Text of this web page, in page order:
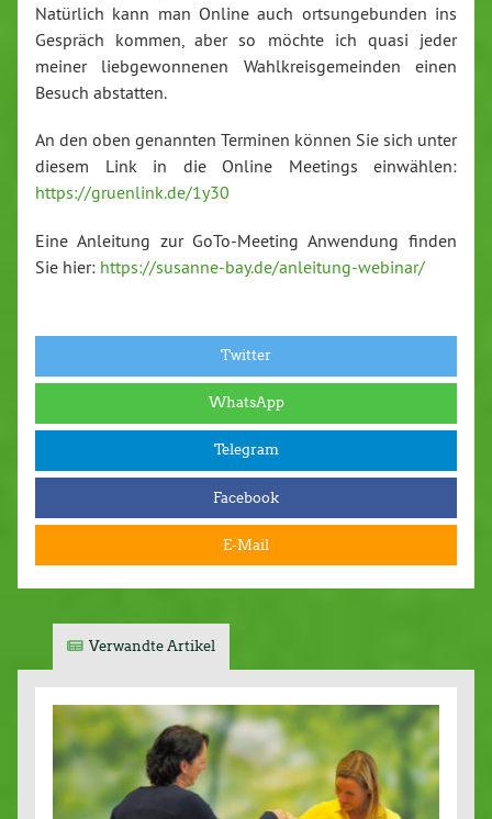
Natürlich kann man Online auch ortsungebunden ins
Gespräch kommen, aber so möchte ich quasi jeder
meiner liebgewonnenen Wahlkreisgemeinden einen
Besuch abstatten.
An den oben genannten Terminen können Sie sich unter
diesem Link in die Online Meetings einwählen:
https://gruenlink.de/1y30
Eine Anleitung zur GoTo-Meeting Anwendung finden
Sie hier: https://susanne-bay.de/anleitung-webinar/
Twitter
WhatsApp
Telegram
Facebook
E-Mail
Verwandte Artikel